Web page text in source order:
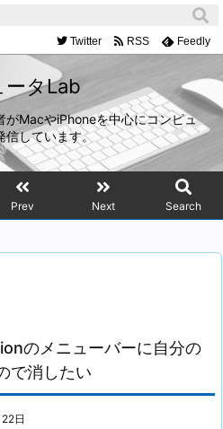
ータLab
がMacやiPhoneを中心にコンピュ
しています。
Prev Next Search
Twitter RSS Feedly
のメニューバーに自分の
で消したい
日